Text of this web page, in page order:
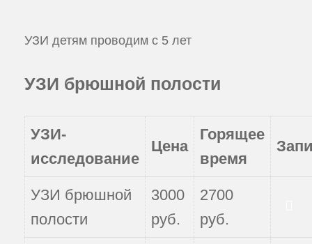
УЗИ детям проводим с 5 лет
УЗИ брюшной полости
УЗИ-
исследование
Цена
Горящее
время
УЗИ брюшной
полости
3000
руб.
2700
руб.